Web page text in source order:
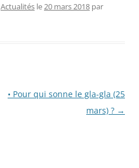
Actualités le20 mars 2018 par
• Pour qui sonne le gla-gla (25
mars) ? →